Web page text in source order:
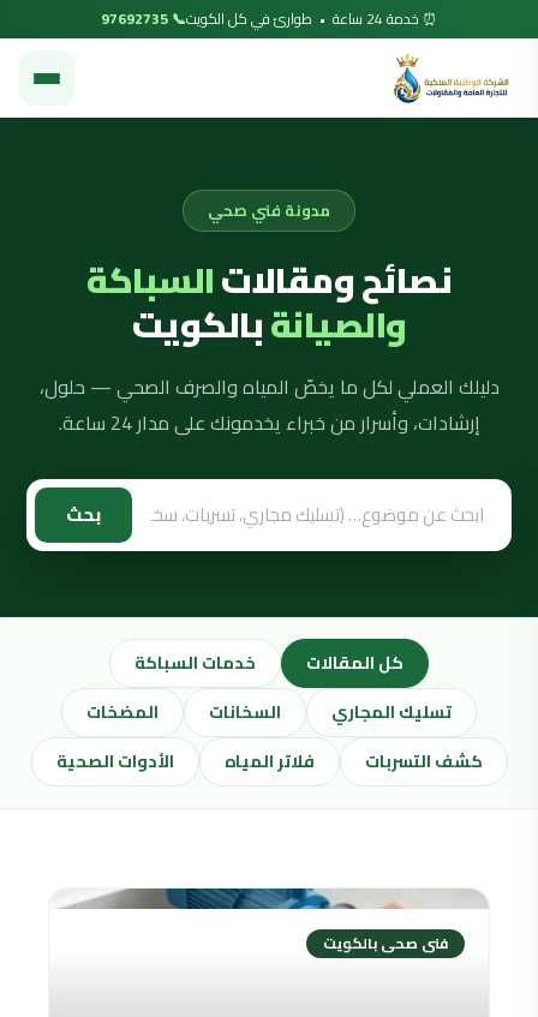
⏰ خدمة 24 ساعة • طوارئ في كل الكويت 📞 97692735
مدونة فني صحي
نصائح ومقالاتالسباكة
والصيانةبالكويت
دليلك العملي لكل ما يخصّ المياه والصرف الصحي — حلول،
إرشادات، وأسرار من خبراء يخدمونك على مدار 24 ساعة.
بحث
كل المقالات
خدمات السباكة
تسليك المجاري
السخانات
المضخات
كشف التسربات
فلاتر المياه الأدوات الصحية
فنى صحى بالكويت